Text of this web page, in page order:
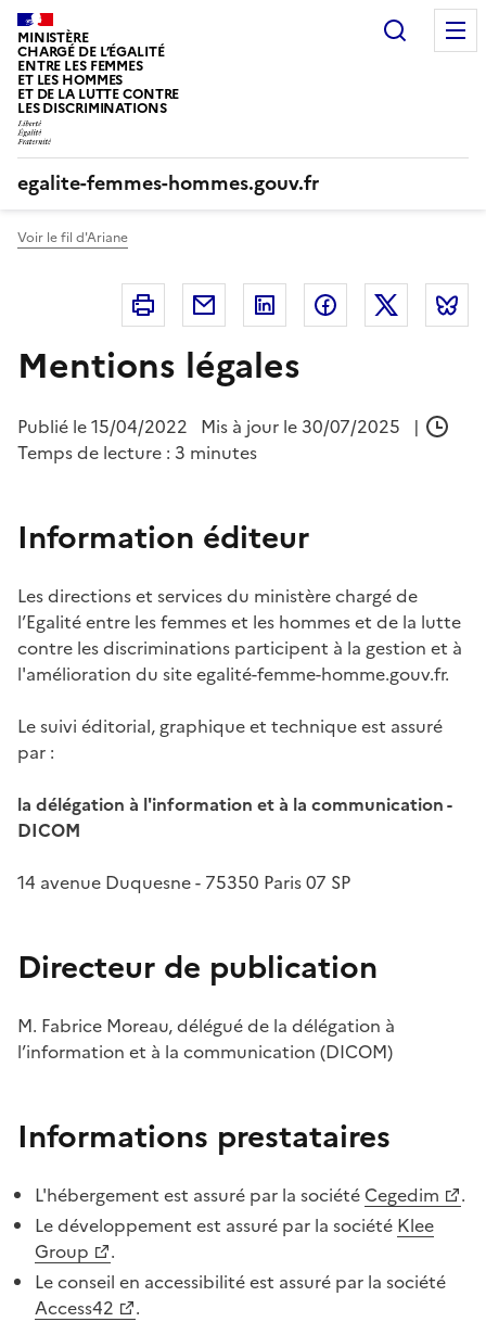
Panneau de gestion des cookies
MINISTÈRE
CHARGÉ DE L’ÉGALITÉ
ENTRE LES FEMMES
ET LES HOMMES
ET DE LA LUTTE CONTRE
LES DISCRIMINATIONS
egalite-femmes-hommes.gouv.fr
Voir le fil d'Ariane
Imprimer Courriel Linkedin FacebookTwitter
Mentions légales
Publié le15/04/2022 Mis à jour le 30/07/2025
|
Temps de lecture : 3 minutes
Information éditeur
Les directions et services du ministère chargé de
l’Egalité entre les femmes et les hommes et de la lutte
contre les discriminations participent à la gestion et à
l'amélioration du site egalité-femme-homme.gouv.fr.
Le suivi éditorial, graphique et technique est assuré
par :
la délégation à l'information et à la communication -
DICOM
14 avenue Duquesne - 75350 Paris 07 SP
Directeur de publication
M. Fabrice Moreau, délégué de la délégation à
l’information et à la communication (DICOM)
Informations prestataires
L'hébergement est assuré par la société Cegedim
.
Le développement est assuré par la société Klee
Group
.
Le conseil en accessibilité est assuré par la société
Access42
.